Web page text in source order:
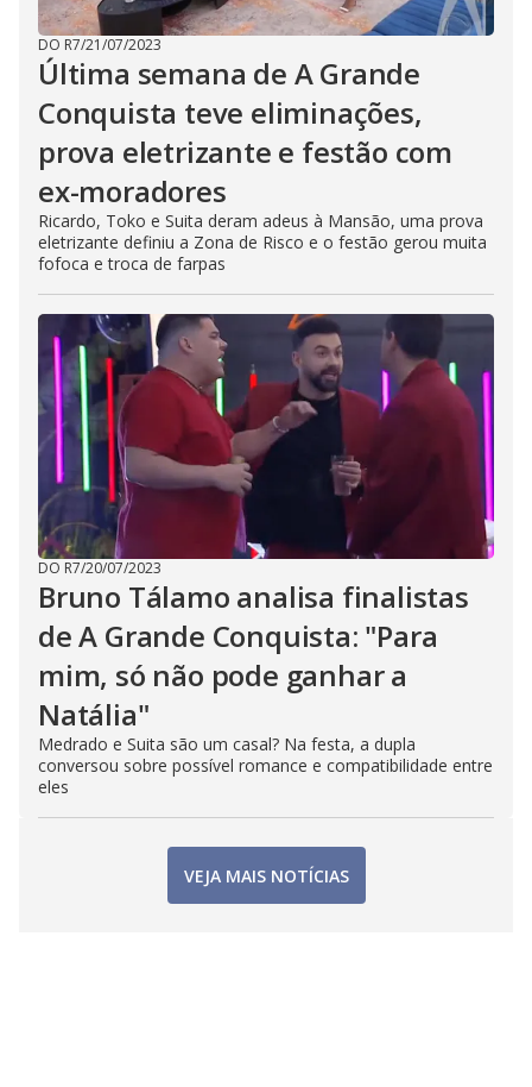
DO R7/21/07/2023
Última semana de A Grande
Conquista teve eliminações,
prova eletrizante e festão com
ex-moradores
Ricardo, Toko e Suita deram adeus à Mansão, uma prova
eletrizante definiu a Zona de Risco e o festão gerou muita
fofoca e troca de farpas
DO R7/20/07/2023
Bruno Tálamo analisa finalistas
de A Grande Conquista: "Para
mim, só não pode ganhar a
Natália"
Medrado e Suita são um casal? Na festa, a dupla
conversou sobre possível romance e compatibilidade entre
eles
VEJA MAIS NOTÍCIAS